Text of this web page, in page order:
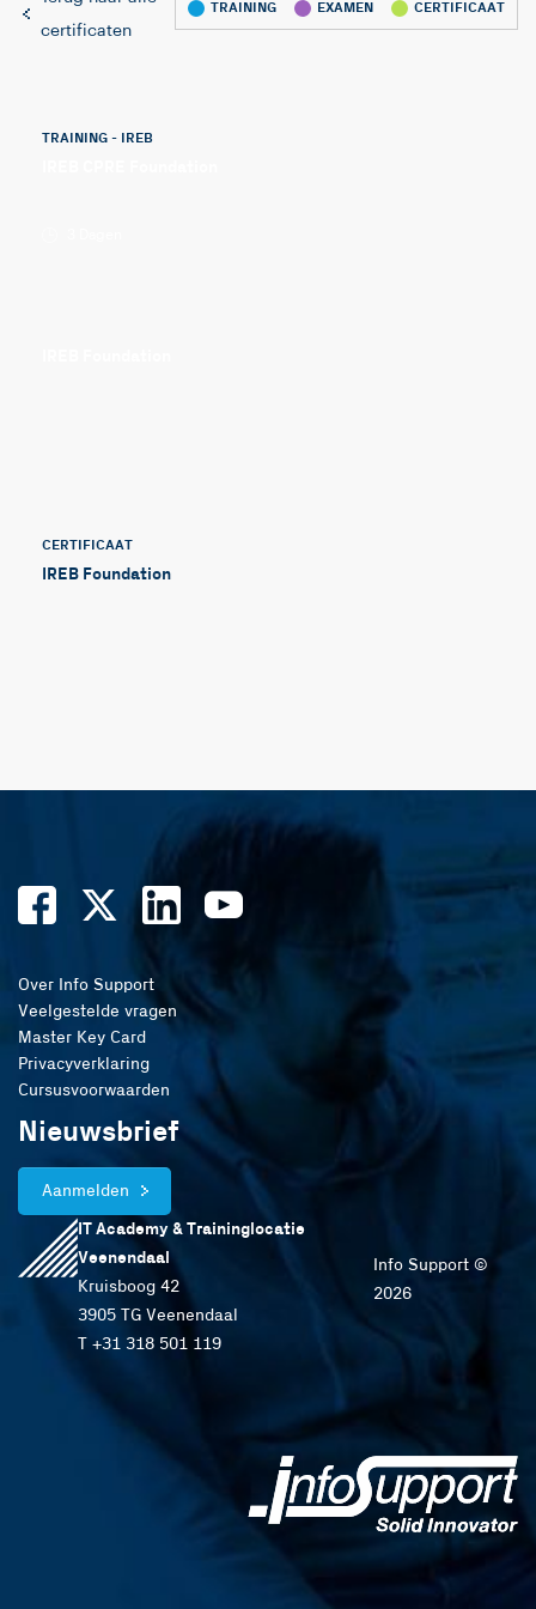
certificaten
TRAINING EXAMEN CERTIFICAAT
TRAINING - IREB
CERTIFICAAT
IREB Foundation
Over Info Support
Veelgestelde vragen
Master Key Card
Privacyverklaring
Cursusvoorwaarden
Nieuwsbrief
Aanmelden
IT Academy & Traininglocatie
Veenendaal
Kruisboog 42
3905 TG Veenendaal
T +31 318 501 119
Info Support ©
2026